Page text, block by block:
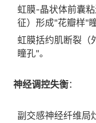
虹膜-晶状体前囊
征）形成"花瓣样"瞳
虹膜括约肌断裂（
瞳孔"。
神经调控失衡：
副交感神经纤维局